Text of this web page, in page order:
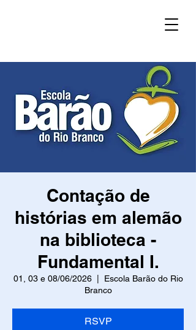
Contação de
histórias em alemão
na biblioteca -
Fundamental I.
01, 03 e 08/06/2026
  |
Escola Barão do Rio
Branco
RSVP